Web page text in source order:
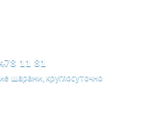
11 81
шарами, круглосуточно